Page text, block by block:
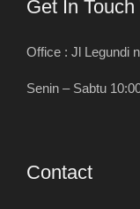
Get In
Office : Jl Legundi
Senin – Sabtu
Contact